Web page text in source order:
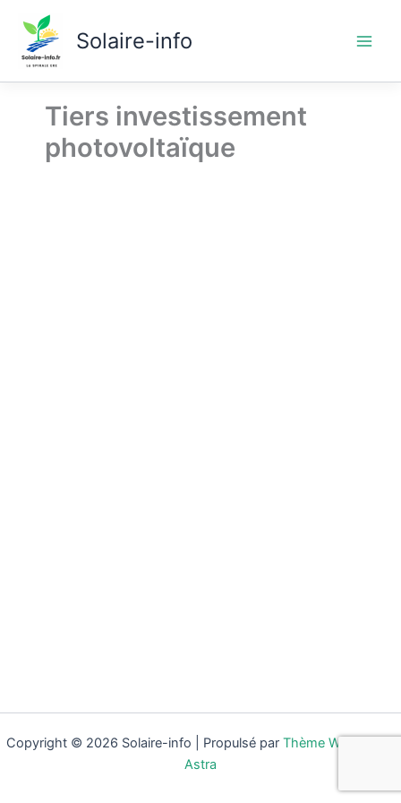
contenu
Solaire-info
Tiers investissement
photovoltaïque
Copyright © 2026 Solaire-info | Propulsé par Thème WordPress
Astra